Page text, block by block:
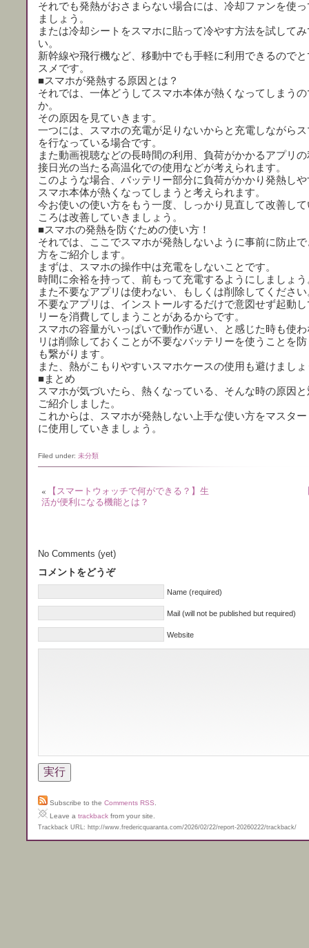
それでも発熱がおさまらない場合には、冷却ファンを使
ましょう。
または冷却シートをスマホに貼って冷やす方法を試して
い。
新幹線や飛行機など、移動中でも手軽に利用できるので
スメです。
■スマホが発熱する原因とは？
それでは、一体どうしてスマホ本体が熱くなってしまう
か。
その原因を見ていきます。
一つには、スマホの充電が足りないからと充電しながら
を行なっている場合です。
また動画視聴などの長時間の利用、負荷がかかるアプリ
接日光の当たる高温化での使用などが考えられます。
このような場合、バッテリー部分に負荷がかかり発熱し
スマホ本体が熱くなってしまうと考えられます。
今お使いの使い方をもう一度、しっかり見直して改善し
ころは改善していきましょう。
■スマホの発熱を防ぐための使い方！
それでは、ここでスマホが発熱しないように事前に防止
方をご紹介します。
まずは、スマホの操作中は充電をしないことです。
時間に余裕を持って、前もって充電するようにしましょう
また不要なアプリは使わない、もしくは削除してください
不要なアプリは、インストールするだけで意図せず起動
リーを消費してしまうことがあるからです。
スマホの容量がいっぱいで動作が遅い、と感じた時も使
リは削除しておくことが不要なバッテリーを使うことを
も繋がります。
また、熱がこもりやすいスマホケースの使用も避けまし
■まとめ
スマホが気づいたら、熱くなっている、そんな時の原因
ご紹介しました。
これからは、スマホが発熱しない上手な使い方をマスタ
に使用していきましょう。
Filed under: 未分類
«
【スマートウォッチで何ができる？】生
活が便利になる機能とは？
No Comments (yet)
コメントをどうぞ
Name (required)
Mail (will not be published but required)
Website
Subscribe to the Comments RSS
Leave a trackback from your site.
Trackback URL: http://www.fredericquaranta.com/2026/02/22/report-20260222/trackback/